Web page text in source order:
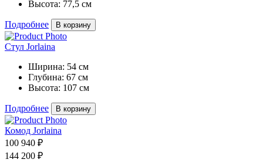
Высота: 77,5 см
Подробнее В корзину
Стул Jorlaina
Ширина: 54 см
Глубина: 67 см
Высота: 107 см
Подробнее В корзину
Комод Jorlaina
100 940 ₽
144 200 ₽